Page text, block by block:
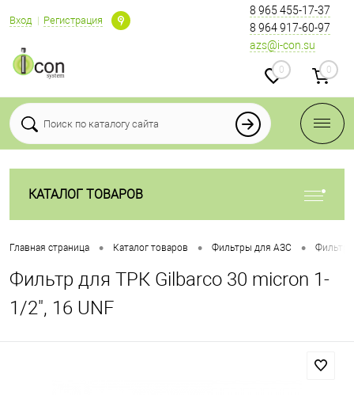
Вход Регистрация
8 965 455-17-37
8 964 917-60-97
azs@i-con.su
0 0
КАТАЛОГ ТОВАРОВ
Главная страница • Каталог товаров • Фильтры для АЗС •
Фильтр для ТРК Gilbarco 30 micron 1-
1/2", 16 UNF